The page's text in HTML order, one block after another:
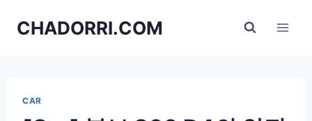
CHADORRI.COM
CAR